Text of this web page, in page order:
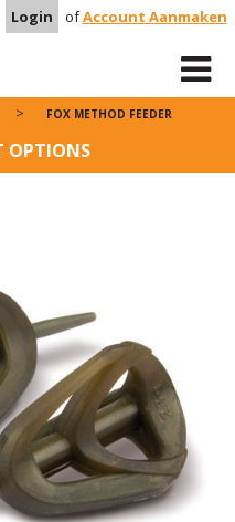
Login ofAccount Aanmaken
FOX METHOD FEEDER
OPTIONS